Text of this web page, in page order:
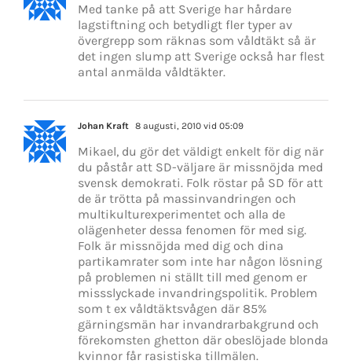
Med tanke på att Sverige har hårdare
lagstiftning och betydligt fler typer av
övergrepp som räknas som våldtäkt så är
det ingen slump att Sverige också har flest
antal anmälda våldtäkter.
Johan Kraft 8 augusti, 2010 vid 05:09
Mikael, du gör det väldigt enkelt för dig när
du påstår att SD-väljare är missnöjda med
svensk demokrati. Folk röstar på SD för att
de är trötta på massinvandringen och
multikulturexperimentet och alla de
olägenheter dessa fenomen för med sig.
Folk är missnöjda med dig och dina
partikamrater som inte har någon lösning
på problemen ni ställt till med genom er
missslyckade invandringspolitik. Problem
som t ex våldtäktsvågen där 85%
gärningsmän har invandrarbakgrund och
förekomsten ghetton där obeslöjade blonda
kvinnor får rasistiska tillmälen.